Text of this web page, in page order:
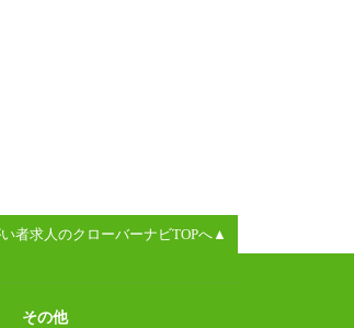
者求人のクローバーナビTOPへ▲
その他